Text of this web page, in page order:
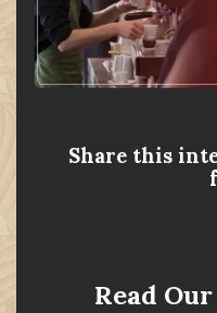
Share this
Read